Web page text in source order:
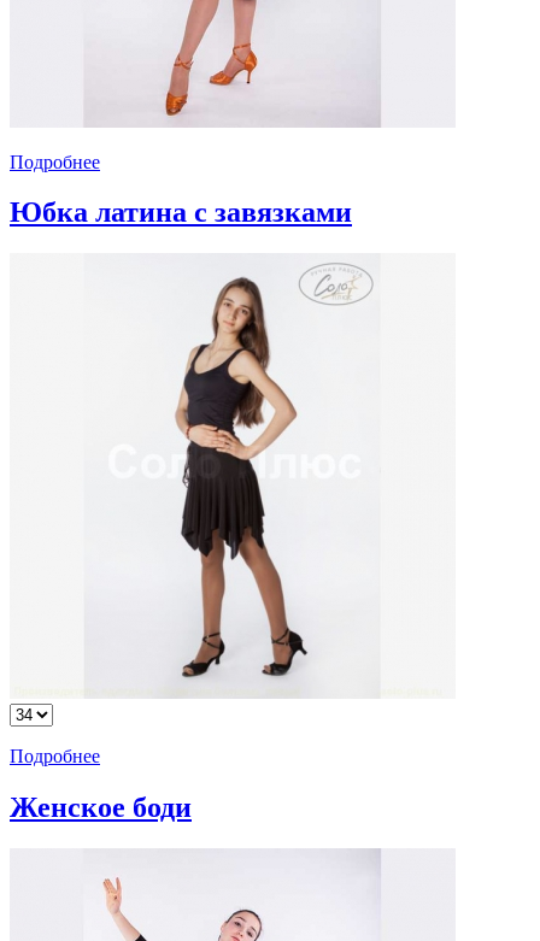
Подробнее
Юбка латина с завязками
Подробнее
Женское боди